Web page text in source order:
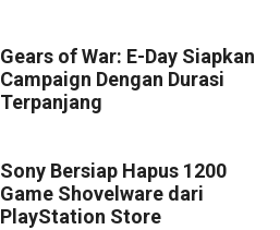
Gears of War: E-Day Siapkan
Campaign Dengan Durasi
Terpanjang
Sony Bersiap Hapus 1200
Game Shovelware dari
PlayStation Store